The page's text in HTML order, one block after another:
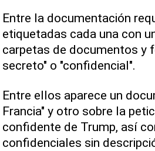
Entre la documentación
etiquetadas cada una con
carpetas de documentos y
secreto" o "confidencial".
Entre ellos aparece un
Francia" y otro sobre la
confidente de Trump, así
confidenciales sin